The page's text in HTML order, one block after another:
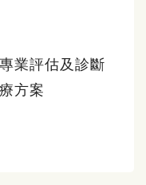
業評估及診斷
方案